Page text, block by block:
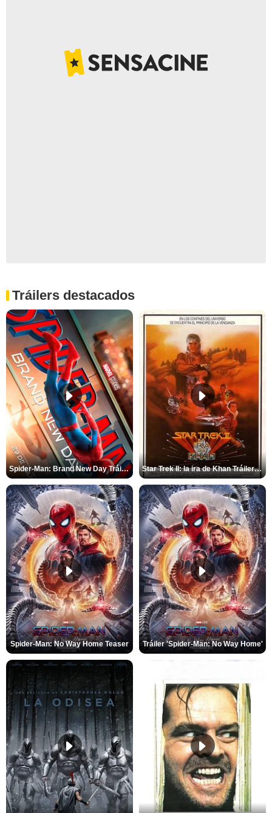
Tráilers destacados
Spider-Man: Brand New Day Tráiler (3) Star Trek II: la ira de Khan Tráiler VO
Spider-Man: No Way Home Teaser Tráiler 'Spider-Man: No Way Home'